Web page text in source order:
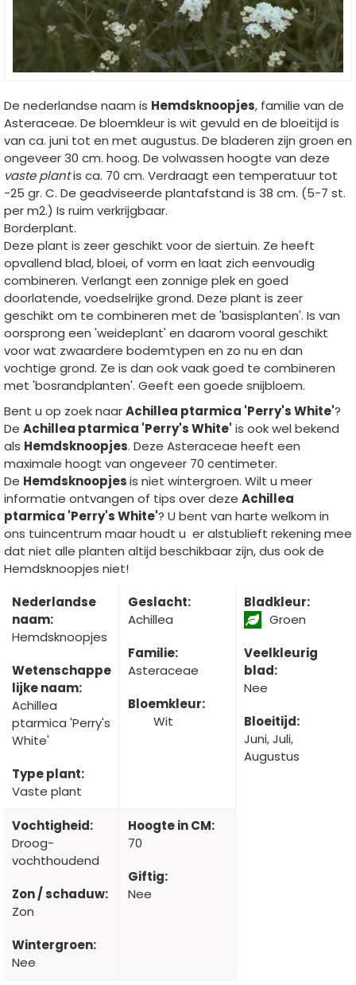
De nederlandse naam is Hemdsknoopjes, familie van de
Asteraceae. De bloemkleur is wit gevuld en de bloeitijd is
van ca. juni tot en met augustus. De bladeren zijn groen en
ongeveer 30 cm. hoog. De volwassen hoogte van deze
vaste plantis ca. 70 cm. Verdraagt een temperatuur tot
-25 gr. C. De geadviseerde plantafstand is 38 cm. (5-7 st.
per m2.) Is ruim verkrijgbaar.
Borderplant.
Deze plant is zeer geschikt voor de siertuin. Ze heeft
opvallend blad, bloei, of vorm en laat zich eenvoudig
combineren. Verlangt een zonnige plek en goed
doorlatende, voedselrijke grond. Deze plant is zeer
geschikt om te combineren met de 'basisplanten'. Is van
oorsprong een 'weideplant' en daarom vooral geschikt
voor wat zwaardere bodemtypen en zo nu en dan
vochtige grond. Ze is dan ook vaak goed te combineren
met 'bosrandplanten'. Geeft een goede snijbloem.
Bent u op zoek naarAchillea ptarmica 'Perry's White'?
De Achillea ptarmica 'Perry's White' is ook wel bekend
als Hemdsknoopjes. Deze Asteraceae heeft een
maximale hoogt van ongeveer 70 centimeter.
De Hemdsknoopjesis niet wintergroen. Wilt u meer
informatie ontvangen of tips over deze Achillea
ptarmica 'Perry's White'? U bent van harte welkom in
ons tuincentrum maar houdt u er alstublieft rekening mee
dat niet alle planten altijd beschikbaar zijn, dus ook de
Hemdsknoopjes niet!
Nederlandse
naam:
Hemdsknoopjes
Wetenschappe
lijke naam:
Achillea
ptarmica 'Perry's
White'
Type plant:
Vaste plant
Geslacht:
Achillea
Familie:
Asteraceae
Bloemkleur:
Wit
Bladkleur:
Groen
Veelkleurig
blad:
Nee
Bloeitijd:
Juni, Juli,
Augustus
Vochtigheid:
Droog-
vochthoudend
Zon / schaduw:
Zon
Wintergroen:
Nee
Hoogte in CM:
70
Giftig:
Nee